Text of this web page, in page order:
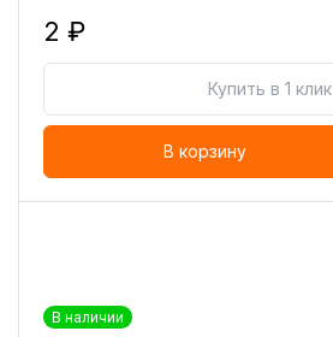
2 ₽
Купить в 1 клик
В корзину
В наличии